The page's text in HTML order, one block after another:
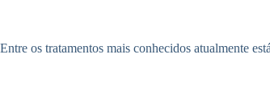
Entre os tratamentos mais conhecidos atualmente